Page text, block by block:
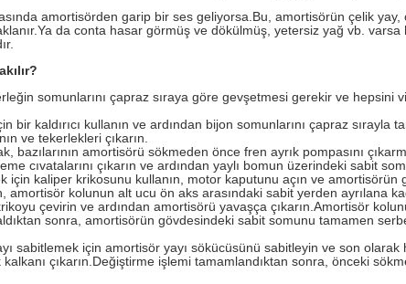
amortisörden garip bir ses geliyorsa.Bu, amortisörün çelik yay,
da conta hasar görmüş ve dökülmüş, yetersiz yağ vb. varsa
somunlarını çapraz sıraya göre gevşetmesi gerekir ve hepsini
bir kaldırıcı kullanın ve ardından bijon somunlarını çapraz sırayla
ve tekerlekleri çıkarın.
bazılarının amortisörü sökmeden önce fren ayrık pompasını
cıvatalarını çıkarın ve ardından yaylı bomun üzerindeki sabit
için kaliper krikosunu kullanın, motor kaputunu açın ve amortisörün
amortisör kolunun alt ucu ön aks arasındaki sabit yerden ayrılana
çevirin ve ardından amortisörü yavaşça çıkarın.Amortisör
sonra, amortisörün gövdesindeki sabit somunu tamamen
sabitlemek için amortisör yayı sökücüsünü sabitleyin ve son olarak
çıkarın.Değiştirme işlemi tamamlandıktan sonra, önceki